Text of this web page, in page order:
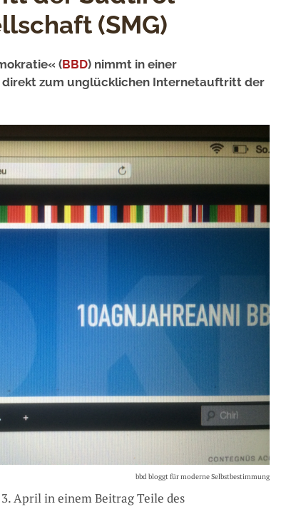
(SMG)
(BBD) nimmt in einer
direkt zum unglücklichen Internetauftritt der
bbd bloggt für moderne Selbstbestimmung
3. April in einem Beitrag Teile des